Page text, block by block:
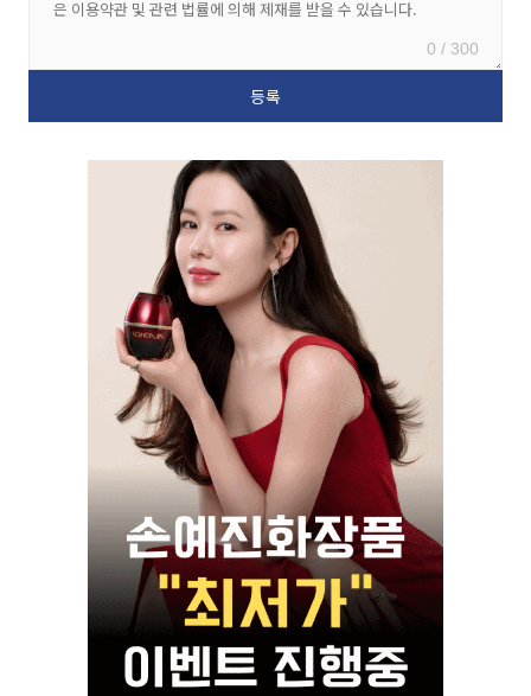
0 / 300